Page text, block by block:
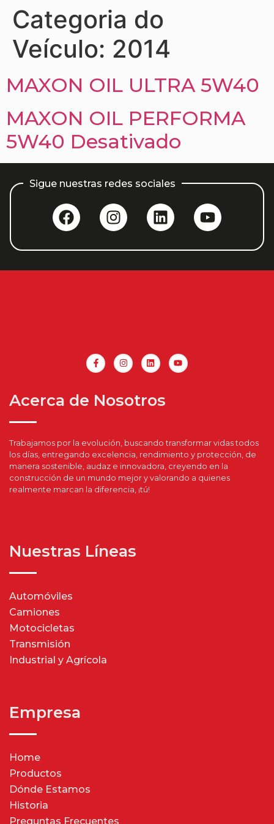
Categoria do
Veículo: 2014
MAXON OIL ULTRA 5W40
MAXON OIL PERFORMA
5W40 Desativado
Sigue nuestras redes sociales
Acerca de Nosotros
Trabajamos por la evolución, buscando transformar vidas todos
los días, entregando excelencia, rendimiento y protección, de
manera sostenible, audaz e innovadora, creyendo en la
construcción de un mundo mejor y valorando a quienes
realmente marcan la diferencia, ¡tú!
Nuestras Líneas
Automóviles
Camiones
Motocicletas
Transmisión
Industrial y Agrícola
Empresa
Home
Productos
Dónde Estamos
Historia
Preguntas Frecuentes